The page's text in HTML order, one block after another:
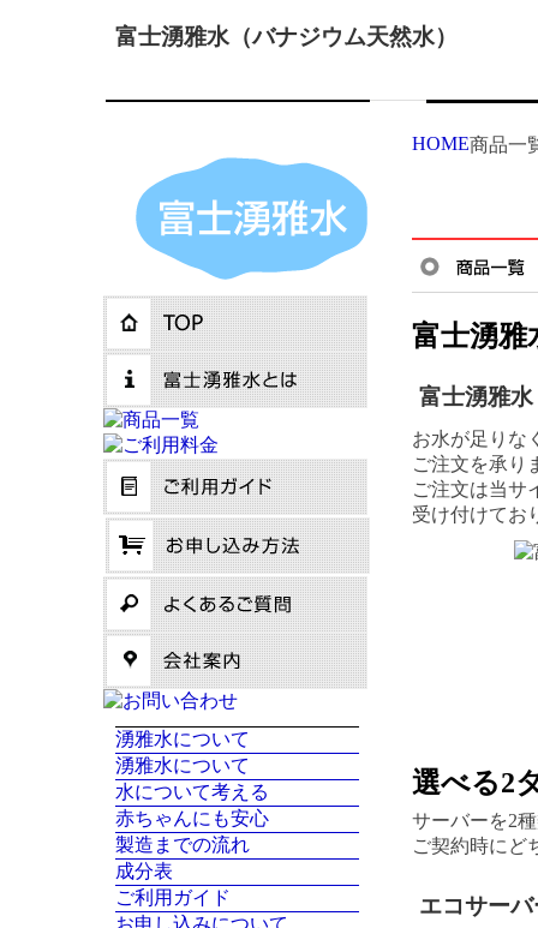
富士湧雅水（バナジウム天然水）
HOME商品一
富士湧雅
富士湧雅水
お水が足りな
ご注文を承り
ご注文は当サ
受け付けてお
選べる2
サーバーを2
ご契約時にど
エコサー
湧雅水について
湧雅水について
水について考える
赤ちゃんにも安心
製造までの流れ
成分表
ご利用ガイド
お申し込みについて